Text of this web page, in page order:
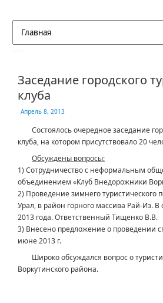
Заседание городского
клуба
Апрель 8, 2013
Состоялось очередное заседание
клуба, на котором присутствовало 20
Обсуждены вопросы:
1) Сотрудничество с неформальным
объединением «Клуб Внедорожники
2) Проведение зимнего туристического
Урал, в район горного массива Рай-Из. В
2013 года. Ответственный Тищенко В.В.
3) Внесено предложение о проведении
июне 2013 г.
Широко обсуждался вопрос о
Воркутинского района.